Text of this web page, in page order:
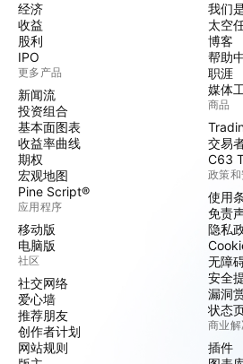
经济
收益
股利
IPO
更多产品
新闻流
投资组合
基本面图表
收益率曲线
期权
宏观地图
Pine Script®
应用程序
移动版
电脑版
社区
社交网络
爱心墙
推荐朋友
创作者计划
网站规则
我们
太空
博客
帮助
职涯
媒体
商品
交易
C63
政策
使用
免责
隐私
无障
安全
漏洞
状态
商业
插件